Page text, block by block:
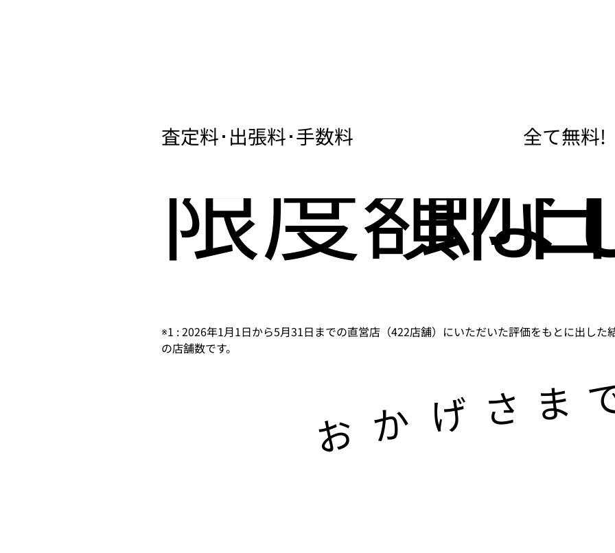
査定料･出張料･手数料 全て無料!
限度額な
即
※1 : 2026年1月1日から5月31日までの直営店（422店舗）にいただいた評価をもとに出した
の店舗数です。
お か げ さ ま